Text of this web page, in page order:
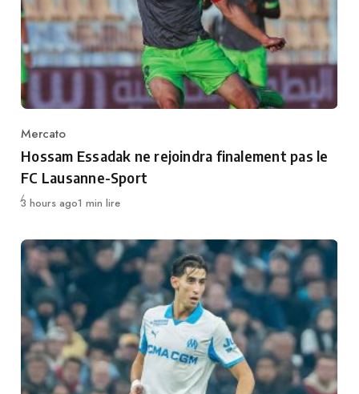
Category
Mercato
Hossam Essadak ne rejoindra finalement pas le
FC Lausanne-Sport
Publié
3 hours ago1 min lire